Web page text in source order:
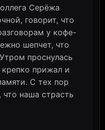
Серёжа
говорит, что
у кофе-
шепчет, что
проснулась
прижал и
С тех пор
наша страсть